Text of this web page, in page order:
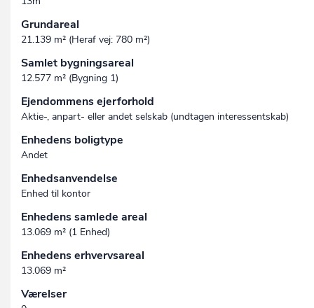
Grundareal
21.139 m² (Heraf vej: 780 m²)
Samlet bygningsareal
12.577 m² (Bygning 1)
Ejendommens ejerforhold
Aktie-, anpart- eller andet selskab (undtagen interessent­skab)
Enhedens boligtype
Andet
Enhedsanvendelse
Enhed til kontor
Enhedens samlede areal
13.069 m² (1 Enhed)
Enhedens erhvervsareal
13.069 m²
Værelser